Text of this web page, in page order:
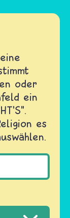
oder
ein
es